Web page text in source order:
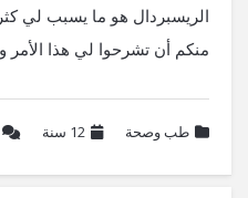
الريسبردال هو ما يسبب لي
منكم أن تشرحوا لي هذا الأمر
طب وصحة 12 سنة